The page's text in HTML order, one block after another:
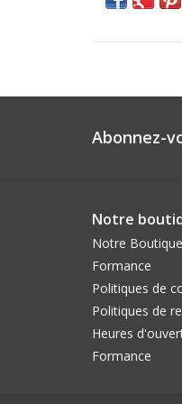
Abonnez-
Notre
Notre
Formance
Politiques de
Politiques de
Heures
Formance